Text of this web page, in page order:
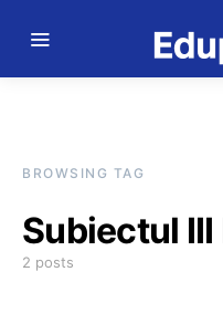
BROWSING TAG
Subiectul
2 posts